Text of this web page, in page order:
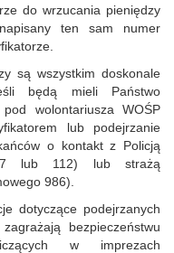
do wrzucania pieniędzy
ten sam numer
są wszystkim doskonale
będą mieli Państwo
wolontariusza WOŚP
lub podejrzanie
o kontakt z Policją
lub 112) lub strażą
986).
dotyczące podejrzanych
bezpieczeństwu
w imprezach